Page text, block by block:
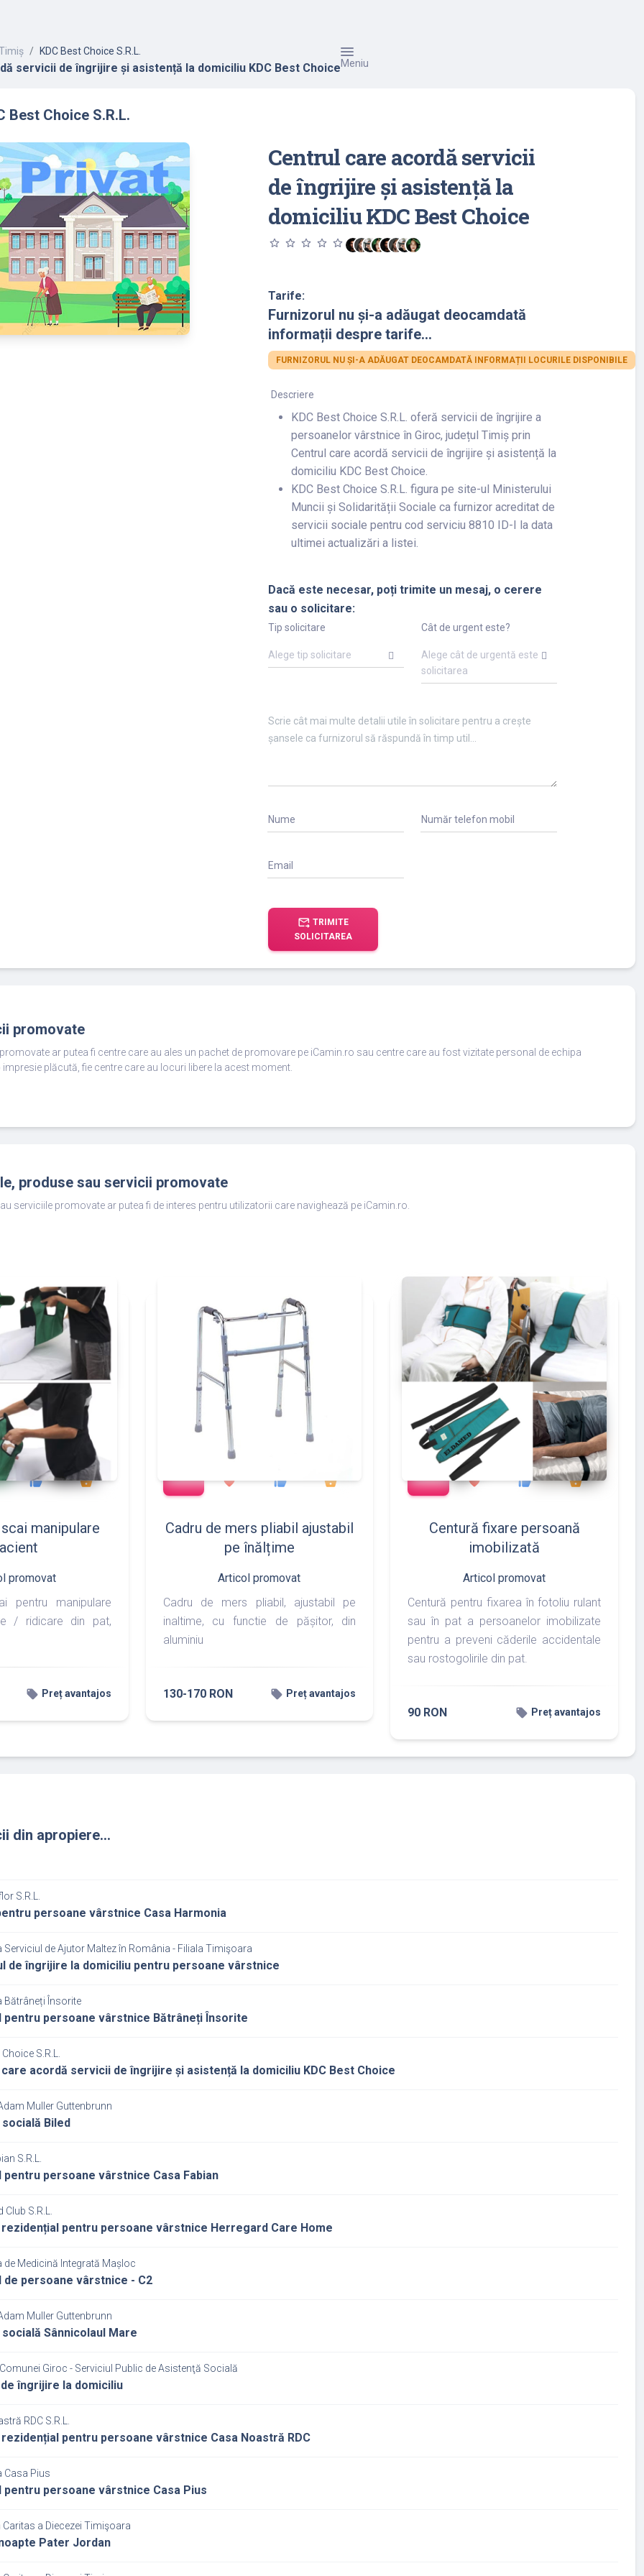
KDC Best Choice S.R.L.
servicii de îngrijire și asistență la domiciliu KDC Best ChoiceMeniu
Best Choice S.R.L.
Centrul care acordă servicii
de îngrijire și asistență la
domiciliu KDC Best Choice
star_outline star_outline star_outline star_outline star_outline
Tarife:
Furnizorul nu și-a adăugat deocamdată
informații despre tarife...
FURNIZORUL NU ȘI-A ADĂUGAT DEOCAMDATĂ INFORMAȚII LOCURILE DISPONIBILE
Descriere
KDC Best Choice S.R.L. oferă servicii de îngrijire a
persoanelor vârstnice în Giroc, județul Timiș prin
Centrul care acordă servicii de îngrijire și asistență la
domiciliu KDC Best Choice.
KDC Best Choice S.R.L. figura pe site-ul Ministerului
Muncii și Solidarității Sociale ca furnizor acreditat de
servicii sociale pentru cod serviciu 8810 ID-I la data
ultimei actualizări a listei.
Dacă este necesar, poți trimite un mesaj, o cerere
sau o solicitare:
Tip solicitare
Alege tip solicitare
Cât de urgent este?
Alege cât de urgentă este
solicitarea
Nume Număr telefon mobil
Email
forward_to_inbox TRIMITE
SOLICITAREA
promovate
ar putea fi centre care au ales un pachet de promovare pe iCamin.ro sau centre care au fost vizitate personal de echipa
plăcută, fie centre care au locuri libere la acest moment.
produse sau servicii promovate
serviciile promovate ar putea fi de interes pentru utilizatorii care navighează pe iCamin.ro.
thumb_up
97
shopping_basket
manipulare
promovat
pentru manipulare
/ ridicare din pat,
local_offer Preț avantajos
favorite thumb_up shopping_basket
Cadru de mers pliabil ajustabil
pe înălțime
Articol promovat
Cadru de mers pliabil, ajustabil pe
inaltime, cu functie de pășitor, din
aluminiu
130-170 RON local_offer Preț avantajos
127
favorite thumb_up
175
shopping_basket
Centură fixare persoană
imobilizată
Articol promovat
Centură pentru fixarea în fotoliu rulant
sau în pat a persoanelor imobilizate
pentru a preveni căderile accidentale
sau rostogolirile din pat.
90 RON local_offer Preț avantajos
din apropiere...
S.R.L.
persoane vârstnice Casa Harmonia
de Ajutor Maltez în România - Filiala Timişoara
de îngrijire la domiciliu pentru persoane vârstnice
Bătrâneți Însorite
pentru persoane vârstnice Bătrâneți Însorite
S.R.L.
acordă servicii de îngrijire și asistență la domiciliu KDC Best Choice
Muller Guttenbrunn
Biled
S.R.L.
pentru persoane vârstnice Casa Fabian
Club S.R.L.
pentru persoane vârstnice Herregard Care Home
Medicină Integrată Mașloc
de persoane vârstnice - C2
Muller Guttenbrunn
socială Sânnicolaul Mare
Giroc - Serviciul Public de Asistenţă Socială
îngrijire la domiciliu
RDC S.R.L.
pentru persoane vârstnice Casa Noastră RDC
Casa Pius
pentru persoane vârstnice Casa Pius
Caritas a Diecezei Timişoara
Pater Jordan